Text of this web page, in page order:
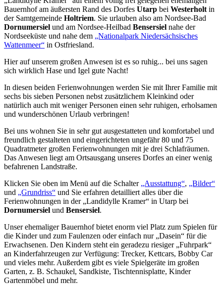
Bauernhof am äußersten Rand des Dorfes Utarp bei Westerholt in
der Samtgemeinde Holtriem. Sie urlauben also am Nordsee-Bad
Dornumersiel und am Nordsee-Heilbad Bensersiel nahe der
Nordseeküste und nahe dem „Nationalpark Niedersächsisches
Wattenmeer“ in Ostfriesland.
Hier auf unserem großen Anwesen ist es so ruhig... bei uns sagen
sich wirklich Hase und Igel gute Nacht!
In diesen beiden Ferienwohnungen werden Sie mit Ihrer Familie mit
sechs bis sieben Personen nebst zusätzlichem Kleinkind oder
natürlich auch mit weniger Personen einen sehr ruhigen, erholsamen
und wunderschönen Urlaub verbringen!
Bei uns wohnen Sie in sehr gut ausgestatteten und komfortabel und
freundlich gestalteten und eingerichteten ungefähr 80 und 75
Quadratmeter großen Ferienwohnungen mit je drei Schlafräumen.
Das Anwesen liegt am Ortsausgang unseres Dorfes an einer wenig
befahrenen Landstraße.
Klicken Sie oben im Menü auf die Schalter „Ausstattung“, „Bilder“
und „Grundriss“ und Sie erfahren detailliert alles über die
Ferienwohnungen in der „Landidylle Kramer“ in Utarp bei
Dornumersiel und Bensersiel.
Unser ehemaliger Bauernhof bietet enorm viel Platz zum Spielen für
die Kinder und zum Faulenzen oder einfach nur „Dasein“ für die
Erwachsenen. Den Kindern steht ein geradezu riesiger „Fuhrpark“
an Kinderfahrzeugen zur Verfügung: Trecker, Kettcars, Bobby Car
und vieles mehr. Außerdem gibt es viele Spielgeräte im großen
Garten, z. B. Schaukel, Sandkiste, Tischtennisplatte, Kinder
Gartenmöbel und mehr.